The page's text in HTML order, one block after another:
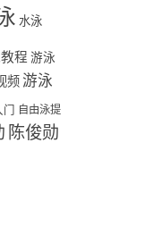
水泳
程 游泳
频 游泳
门 自由泳提
陈俊勋